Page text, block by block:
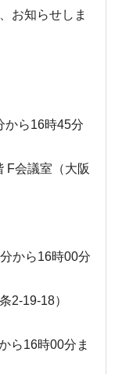
お知らせしま
から16時45分
F会議室（大阪
から16時00分
2-19-18）
ら16時00分ま